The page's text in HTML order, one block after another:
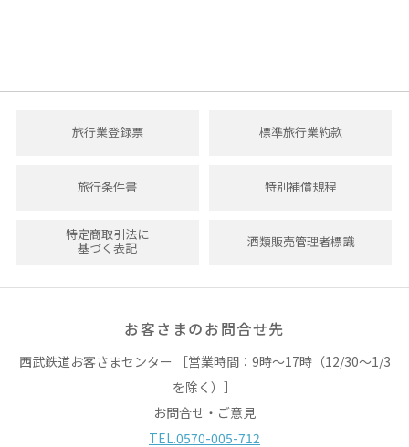
旅行業登録票 標準旅行業約款
旅行条件書 特別補償規程
特定商取引法に
基づく表記 酒類販売管理者標識
お客さまのお問合せ先
西武鉄道お客さまセンター ［営業時間：9時～17時（12/30～1/3
を除く）］
お問合せ・ご意見
TEL.0570-005-712